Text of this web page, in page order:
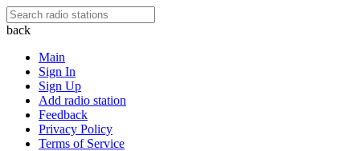
back
Main
Sign In
Sign Up
Add radio station
Feedback
Privacy Policy
Terms of Service